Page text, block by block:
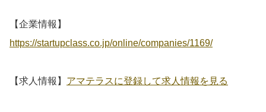
【企業情報】
https://startupclass.co.jp/online/companies/1169/
【求人情報】 アマテラスに登録して求人情報を見る